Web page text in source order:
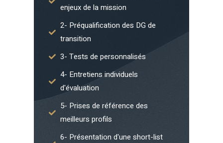
enjeux de la mission
2- Préqualification des DG de
transition
3- Tests de personnalisés
4- Entretiens individuels
d'évaluation
5- Prises de référence des
meilleurs profils
6- Présentation d'une short-list